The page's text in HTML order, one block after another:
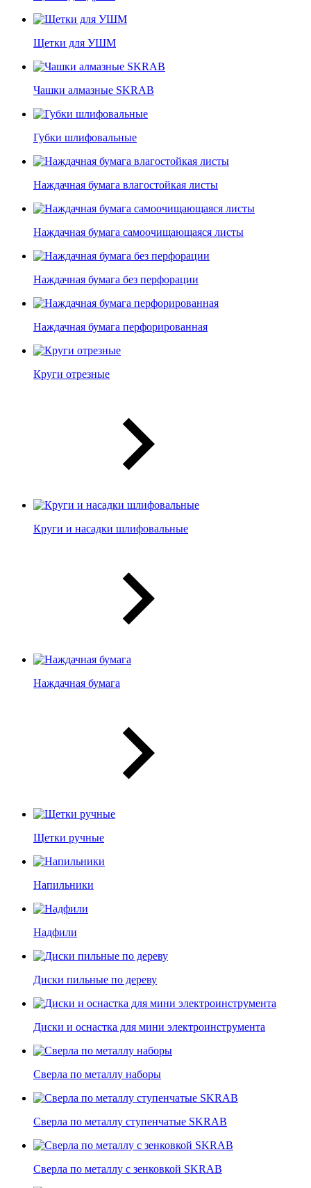
Щетки для УШМ
Чашки алмазные SKRAB
Губки шлифовальные
Наждачная бумага влагостойкая листы
Наждачная бумага самоочищающаяся листы
Наждачная бумага без перфорации
Наждачная бумага перфорированная
Круги отрезные
Круги и насадки шлифовальные
Наждачная бумага
Щетки ручные
Напильники
Надфили
Диски пильные по дереву
Диски и оснастка для мини электроинструмента
Сверла по металлу наборы
Сверла по металлу ступенчатые SKRAB
Сверла по металлу с зенковкой SKRAB